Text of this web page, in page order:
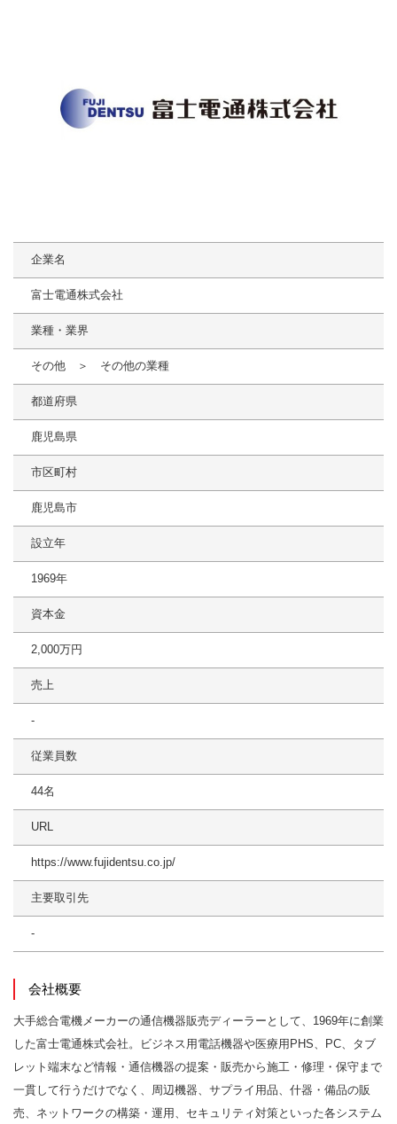
企業名
富士電通株式会社
業種・業界
その他 ＞ その他の業種
都道府県
鹿児島県
市区町村
鹿児島市
設立年
1969年
資本金
2,000万円
売上
-
従業員数
44名
URL
https://www.fujidentsu.co.jp/
主要取引先
-
会社概要
大手総合電機メーカーの通信機器販売ディーラーとして、1969年に創業
した富士電通株式会社。ビジネス用電話機器や医療用PHS、PC、タブ
レット端末など情報・通信機器の提案・販売から施工・修理・保守まで
一貫して行うだけでなく、周辺機器、サプライ用品、什器・備品の販
売、ネットワークの構築・運用、セキュリティ対策といった各システム